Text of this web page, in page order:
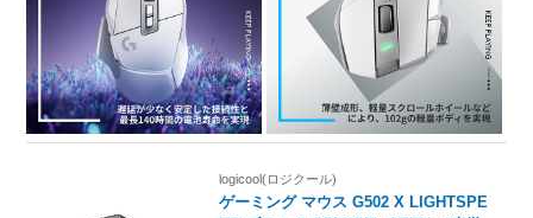
logicool(ロジクール)
ゲーミング マウス G502 X LIGHTSPE